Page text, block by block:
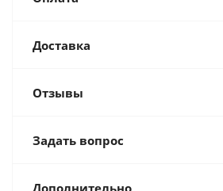
Доставка
Отзывы
Задать вопрос
Дополнительно